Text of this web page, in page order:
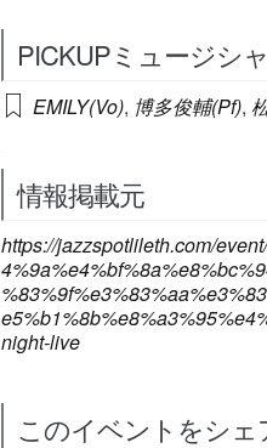
PICKUPミュージシ
EMILY(Vo), 博多俊輔(Pf),
情報掲載元
https://jazzspotlileth.com/
night-live
このイベントをシェ